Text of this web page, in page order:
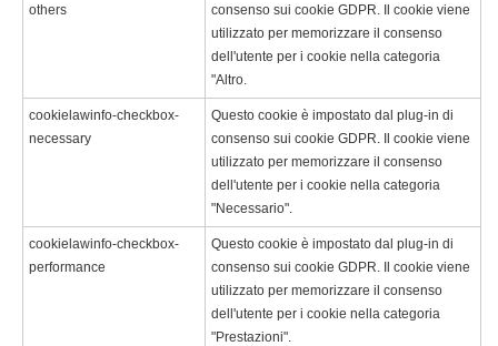
others
consenso sui cookie GDPR. Il cookie viene
utilizzato per memorizzare il consenso
dell'utente per i cookie nella categoria
"Altro.
cookielawinfo-checkbox-
necessary
Questo cookie è impostato dal plug-in di
consenso sui cookie GDPR. Il cookie viene
utilizzato per memorizzare il consenso
dell'utente per i cookie nella categoria
"Necessario".
cookielawinfo-checkbox-
performance
Questo cookie è impostato dal plug-in di
consenso sui cookie GDPR. Il cookie viene
utilizzato per memorizzare il consenso
dell'utente per i cookie nella categoria
"Prestazioni".